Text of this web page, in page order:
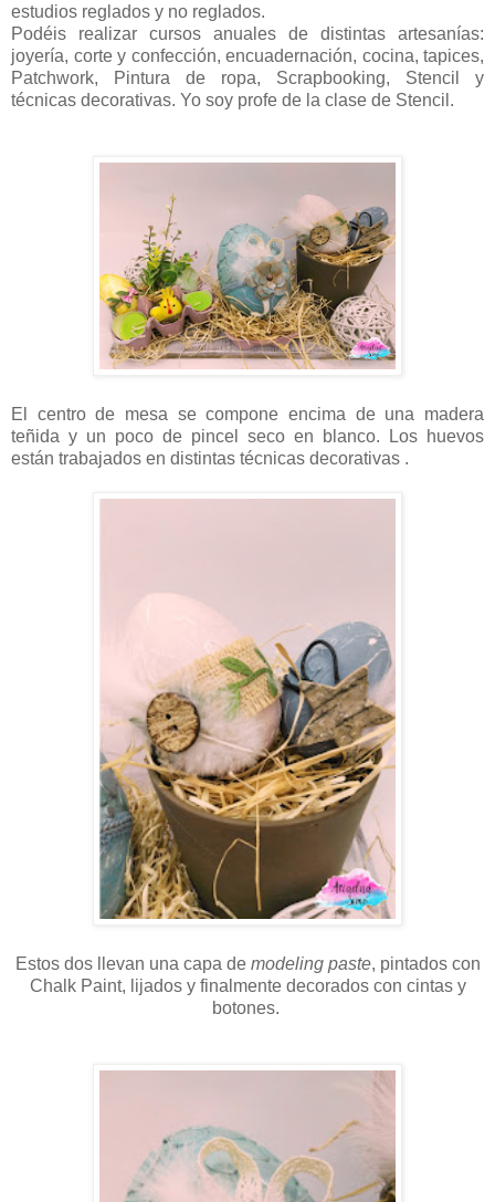
estudios reglados y no reglados.
Podéis realizar cursos anuales de distintas artesanías:
joyería, corte y confección, encuadernación, cocina, tapices,
Patchwork, Pintura de ropa, Scrapbooking, Stencil y
técnicas decorativas. Yo soy profe de la clase de Stencil.
El centro de mesa se compone encima de una madera
teñida y un poco de pincel seco en blanco. Los huevos
están trabajados en distintas técnicas decorativas .
Estos dos llevan una capa de modeling paste, pintados con
Chalk Paint, lijados y finalmente decorados con cintas y
botones.